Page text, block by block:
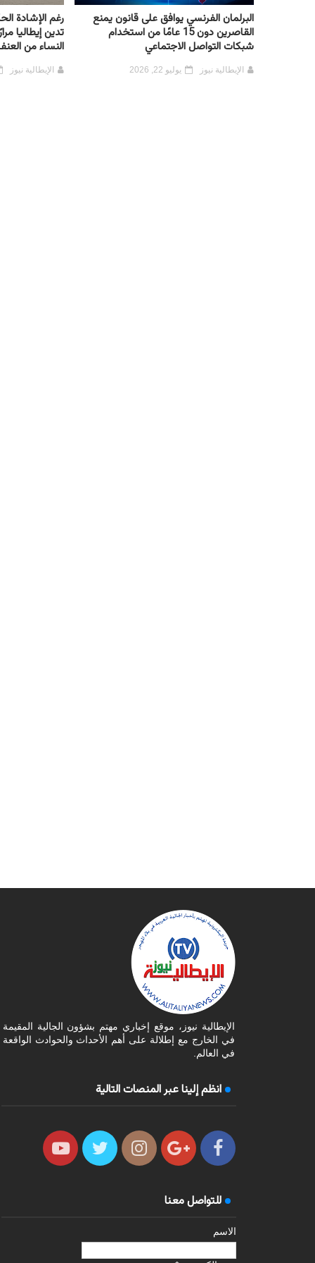
البرلمان الفرنسي يوافق على قانون يمنع
القاصرين دون 15 عامًا من استخدام
شبكات التواصل الاجتماعي
الإيطالية نيوز يوليو 22, 2026
رغم الإشادة
تدين إيطاليا
النساء من
الإيطالية نيوز
الإيطالية نيوز، موقع إخباري مهتم بشؤون الجالية المقيمة
في الخارج مع إطلالة على أهم الأحداث والحوادث الواقعة
في العالم.
انظم إلينا عبر المنصات التالية
للتواصل معنا
الاسم